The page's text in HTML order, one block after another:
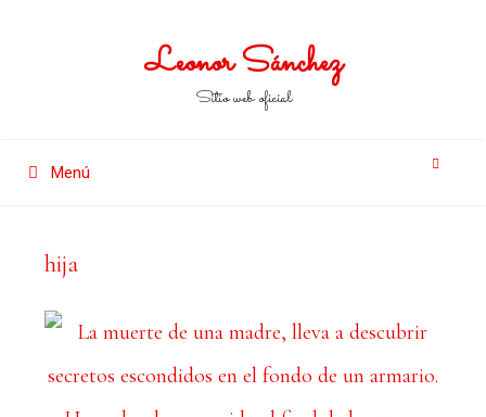
Leonor Sánchez
Sitio web oficial
Menú
hija